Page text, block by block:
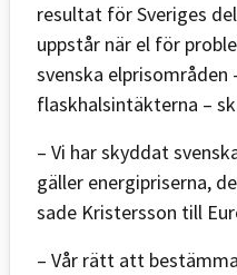
resultat för Sveriges
uppstår när el för
svenska elprisområden
flaskhalsintäkterna –
– Vi har skyddat
gäller energipriserna,
sade Kristersson till
– Vår rätt att